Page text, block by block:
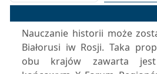
Nauczanie historii może
Białorusi iw Rosji. Taka
obu krajów zawarta